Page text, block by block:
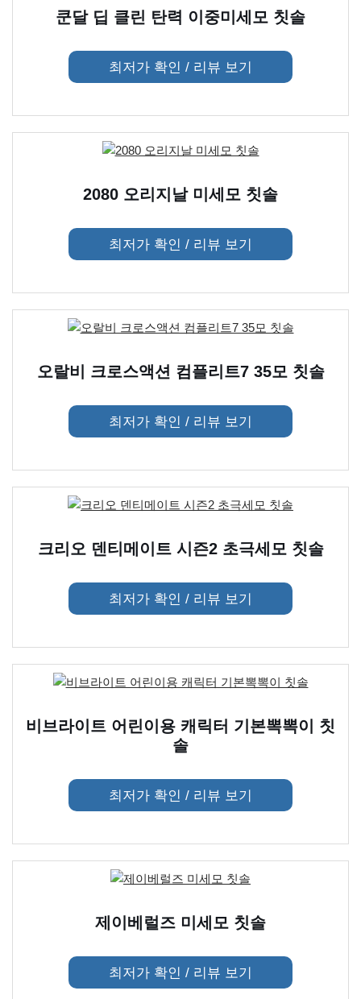
쿤달 딥 클린 탄력 이중미세모 칫솔
최저가 확인 / 리뷰 보기
2080 오리지날 미세모 칫솔
최저가 확인 / 리뷰 보기
오랄비 크로스액션 컴플리트7 35모 칫솔
최저가 확인 / 리뷰 보기
크리오 덴티메이트 시즌2 초극세모 칫솔
최저가 확인 / 리뷰 보기
비브라이트 어린이용 캐릭터 기본뽁뽁이 칫
솔
최저가 확인 / 리뷰 보기
제이베럴즈 미세모 칫솔
최저가 확인 / 리뷰 보기